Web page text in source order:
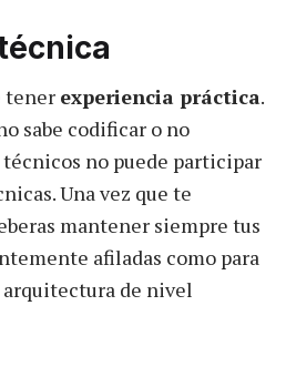
tener experiencia práctica.
sabe codificar o no
no puede participar
Una vez que te
mantener siempre tus
afiladas como para
de nivel